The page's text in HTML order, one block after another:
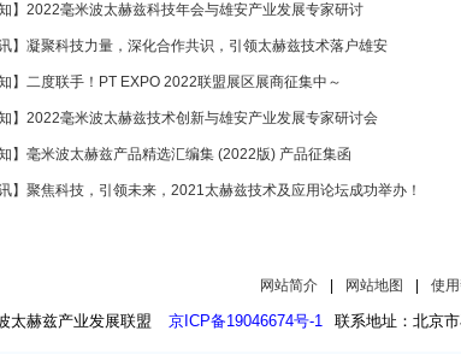
知】2022毫米波太赫兹科技年会与雄安产业发展专家研讨
讯】凝聚科技力量，深化合作共识，引领太赫兹技术落户雄安
知】二度联手！PT EXPO 2022联盟展区展商征集中～
知】2022毫米波太赫兹技术创新与雄安产业发展专家研讨会
知】毫米波太赫兹产品精选汇编集 (2022版) 产品征集函
讯】聚焦科技，引领未来，2021太赫兹技术及应用论坛成功举办！
网站简介 网站地图 使
太赫兹产业发展联盟 京ICP备19046674号-1 联系地址：北京